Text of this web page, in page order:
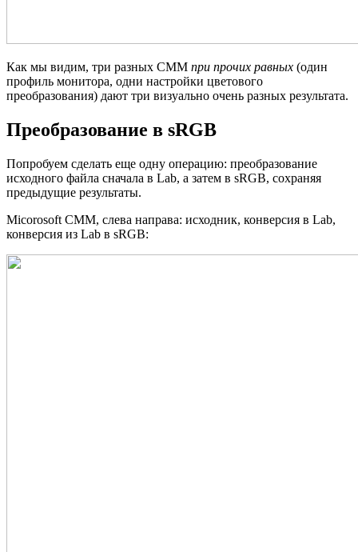
Как мы видим, три разных CMM при прочих равных (один
профиль монитора, одни настройки цветового
преобразования) дают три визуально очень разных результата.
Преобразование в sRGB
Попробуем сделать еще одну операцию: преобразование
исходного файла сначала в Lab, а затем в sRGB, сохраняя
предыдущие результаты.
Micorosoft CMM, слева направа: исходник, конверсия в Lab,
конверсия из Lab в sRGB: